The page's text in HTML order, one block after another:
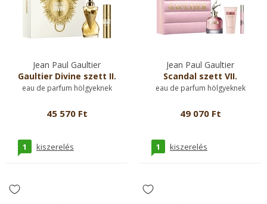
Jean Paul Gaultier
Gaultier Divine szett II.
eau de parfum hölgyeknek
45 570 Ft
1 kiszerelés
Jean Paul Gaultier
Scandal szett VII.
eau de parfum hölgyeknek
49 070 Ft
1 kiszerelés